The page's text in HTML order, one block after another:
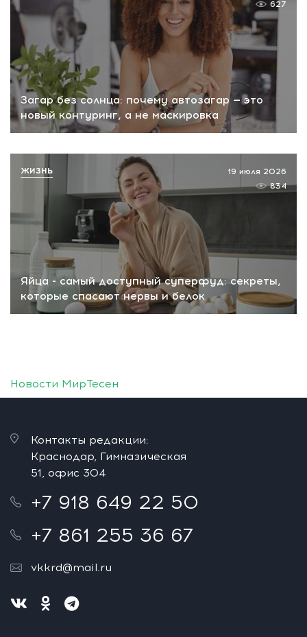
Загар без солнца: почему автозагар — это
новый контуринг, а не маскировка
627
Яйца - самый доступный суперфуд: секреты,
которые спасают нервы и белок
19 июля 2026
834
ЖИЗНЬ
Новости МирТесен
Контакты редакции:
Краснодар, Гимназическая
51, офис 304
+7 918 649 22 50
+7 861 255 36 67
vkkrd@mail.ru